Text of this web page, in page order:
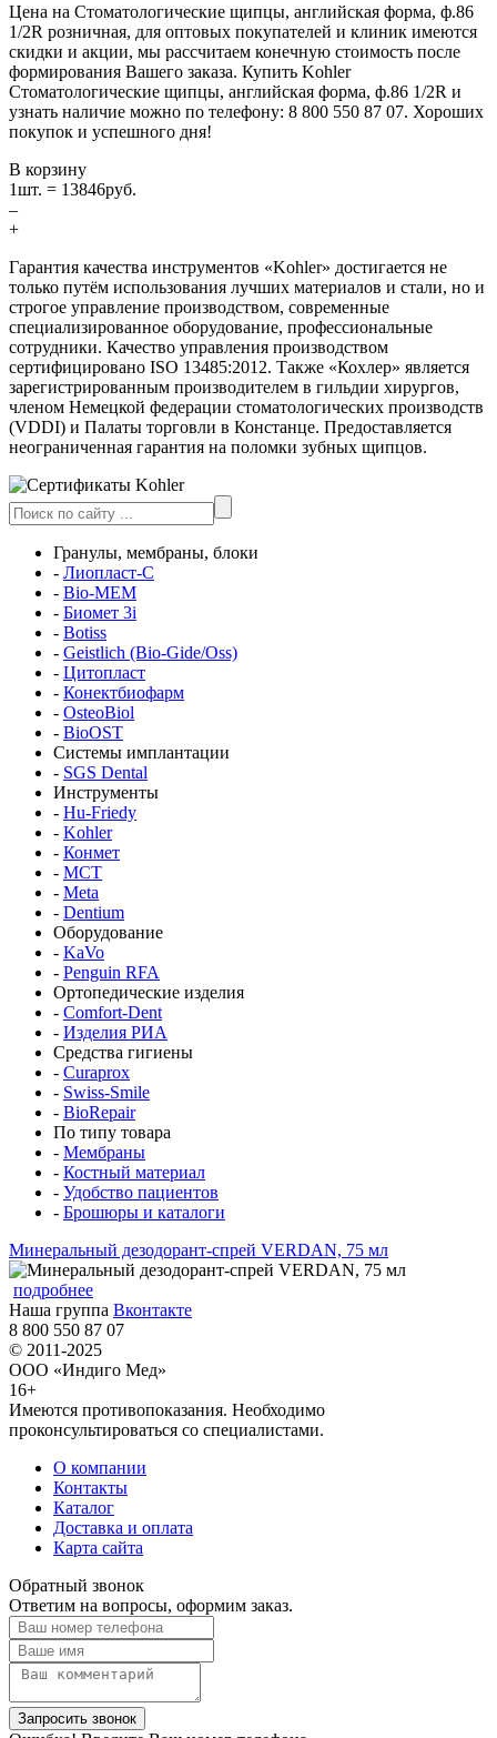
Цена на Стоматологические щипцы, английская форма, ф.86
1/2R розничная, для оптовых покупателей и клиник имеются
скидки и акции, мы рассчитаем конечную стоимость после
формирования Вашего заказа. Купить Kohler
Стоматологические щипцы, английская форма, ф.86 1/2R и
узнать наличие можно по телефону: 8 800 550 87 07. Хороших
покупок и успешного дня!
В корзину
1шт. = 13846руб.
–
+
Гарантия качества инструментов «Kohler» достигается не
только путём использования лучших материалов и стали, но и
строгое управление производством, современные
специализированное оборудование, профессиональные
сотрудники. Качество управления производством
сертифицировано ISO 13485:2012. Также «Кохлер» является
зарегистрированным производителем в гильдии хирургов,
членом Немецкой федерации стоматологических производств
(VDDI) и Палаты торговли в Констанце. Предоставляется
неограниченная гарантия на поломки зубных щипцов.
Гранулы, мембраны, блоки
- Лиопласт-С
- Bio-MEM
- Биомет 3i
- Botiss
- Geistlich (Bio-Gide/Oss)
- Цитопласт
- Конектбиофарм
- OsteoBiol
- BioOST
Системы имплантации
- SGS Dental
Инструменты
- Hu-Friedy
- Kohler
- Конмет
- MCT
- Meta
- Dentium
Оборудование
- KaVo
- Penguin RFA
Ортопедические изделия
- Comfort-Dent
- Изделия РИА
Средства гигиены
- Curaprox
- Swiss-Smile
- BioRepair
По типу товара
- Мембраны
- Костный материал
- Удобство пациентов
- Брошюры и каталоги
Минеральный дезодорант-спрей VERDAN, 75 мл
подробнее
Наша группа Вконтакте
8 800 550 87 07
© 2011-2025
ООО «Индиго Мед»
16+
Имеются противопоказания. Необходимо
проконсультироваться со специалистами.
О компании
Контакты
Каталог
Доставка и оплата
Карта сайта
Обратный звонок
Ответим на вопросы, оформим заказ.